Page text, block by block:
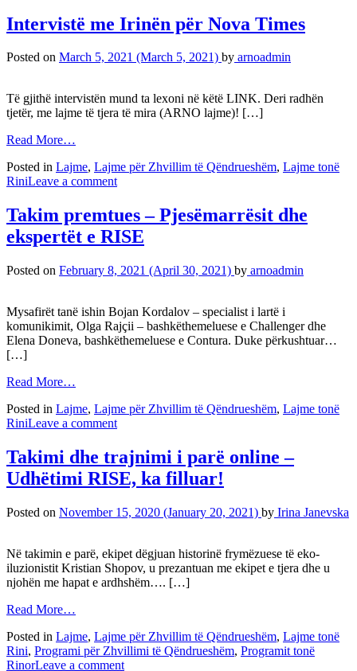
Intervistë me Irinën për Nova Times
Posted on March 5, 2021 (March 5, 2021) by arnoadmin
Të gjithë intervistën mund ta lexoni në këtë LINK. Deri radhën
tjetër, me lajme të tjera të mira (ARNO lajme)! […]
Read More…
Posted in Lajme, Lajme për Zhvillim të Qëndrueshëm, Lajme tonë
RiniLeave a comment
Takim premtues – Pjesëmarrësit dhe
ekspertët e RISE
Posted on February 8, 2021 (April 30, 2021) by arnoadmin
Mysafirët tanë ishin Bojan Kordalov – specialist i lartë i
komunikimit, Olga Rajçii – bashkëthemeluese e Challenger dhe
Elena Doneva, bashkëthemeluese e Contura. Duke përkushtuar…
[…]
Read More…
Posted in Lajme, Lajme për Zhvillim të Qëndrueshëm, Lajme tonë
RiniLeave a comment
Takimi dhe trajnimi i parë online –
Udhëtimi RISE, ka filluar!
Posted on November 15, 2020 (January 20, 2021) by Irina Janevska
Në takimin e parë, ekipet dëgjuan historinë frymëzuese të eko-
iluzionistit Kristian Shopov, u prezantuan me ekipet e tjera dhe u
njohën me hapat e ardhshëm…. […]
Read More…
Posted in Lajme, Lajme për Zhvillim të Qëndrueshëm, Lajme tonë
Rini, Programi për Zhvillimi të Qëndrueshëm, Programit tonë
RinorLeave a comment